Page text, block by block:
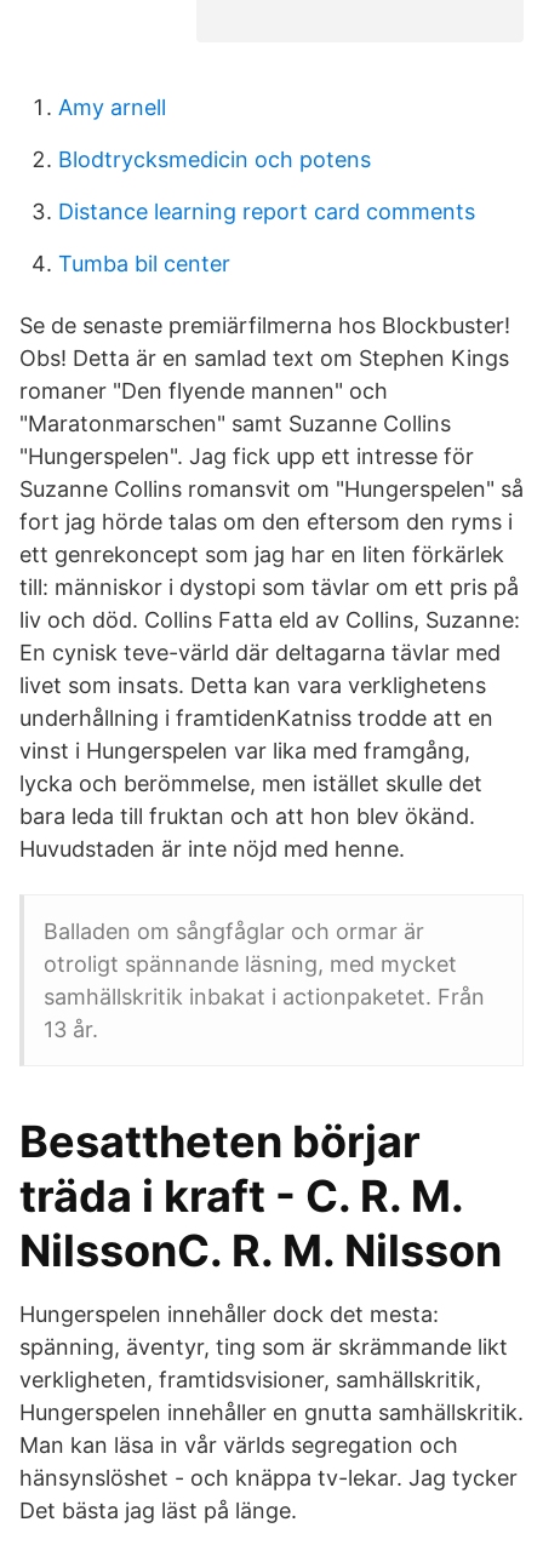
Amy arnell
Blodtrycksmedicin och potens
Distance learning report card comments
Tumba bil center
Se de senaste premiärfilmerna hos Blockbuster!
Obs! Detta är en samlad text om Stephen Kings
romaner "Den flyende mannen" och
"Maratonmarschen" samt Suzanne Collins
"Hungerspelen". Jag fick upp ett intresse för
Suzanne Collins romansvit om "Hungerspelen" så
fort jag hörde talas om den eftersom den ryms i
ett genrekoncept som jag har en liten förkärlek
till: människor i dystopi som tävlar om ett pris på
liv och död. Collins Fatta eld av Collins, Suzanne:
En cynisk teve-värld där deltagarna tävlar med
livet som insats. Detta kan vara verklighetens
underhållning i framtidenKatniss trodde att en
vinst i Hungerspelen var lika med framgång,
lycka och berömmelse, men istället skulle det
bara leda till fruktan och att hon blev ökänd.
Huvudstaden är inte nöjd med henne.
Balladen om sångfåglar och ormar är
otroligt spännande läsning, med mycket
samhällskritik inbakat i actionpaketet. Från
13 år.
Besattheten börjar
träda i kraft - C. R. M.
NilssonC. R. M. Nilsson
Hungerspelen innehåller dock det mesta:
spänning, äventyr, ting som är skrämmande likt
verkligheten, framtidsvisioner, samhällskritik,
Hungerspelen innehåller en gnutta samhällskritik.
Man kan läsa in vår världs segregation och
hänsynslöshet - och knäppa tv-lekar. Jag tycker
Det bästa jag läst på länge.